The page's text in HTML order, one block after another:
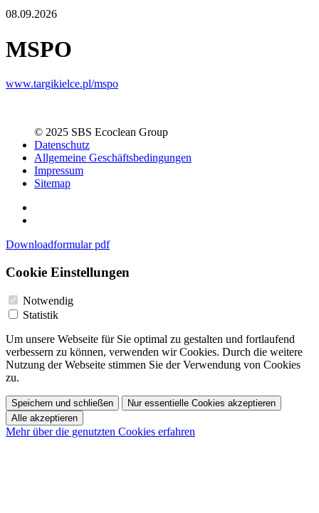
08.09.2026
MSPO
www.targikielce.pl/mspo
© 2025 SBS Ecoclean Group
Datenschutz
Allgemeine Geschäftsbedingungen
Impressum
Sitemap
Downloadformular pdf
Cookie Einstellungen
Notwendig
Statistik
Um unsere Webseite für Sie optimal zu gestalten und fortlaufend
verbessern zu können, verwenden wir Cookies. Durch die weitere
Nutzung der Webseite stimmen Sie der Verwendung von Cookies
zu.
Speichern und schließen
Nur essentielle Cookies akzeptieren
Alle akzeptieren
Mehr über die genutzten Cookies erfahren